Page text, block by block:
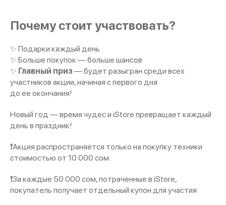
Почему стоит участвовать?
✨ Подарки каждый день
✨ Больше покупок — больше шансов
✨ Главный приз— будет разыгран среди всех
участников акции, начиная с первого дня
до ее окончания!
Новый год — время чудес и iStore превращает каждый
день в праздник!
❗Акция распространяется только на покупку техники
стоимостью от 10 000 сом.
❗️За каждые 50 000 сом, потраченные в iStore,
покупатель получает отдельный купон для участия